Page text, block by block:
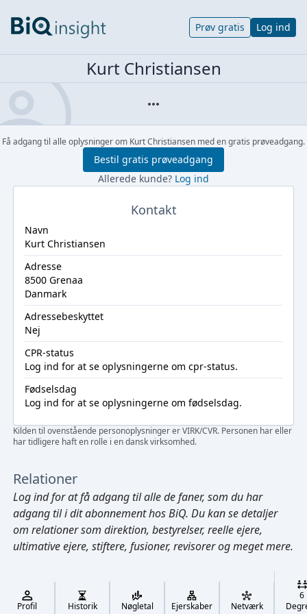
Cmd/Ctrl + K
Prøv gratis Log ind
Kurt Christiansen
Få adgang til alle oplysninger om Kurt Christiansen med en gratis prøveadgang.
Bestil gratis prøveadgang
Allerede kunde? Log ind
Kontakt
Navn
Kurt Christiansen
Adresse
8500 Grenaa
Danmark
Adressebeskyttet
Nej
CPR-status
Log ind for at se oplysningerne om cpr-status.
Fødselsdag
Log ind for at se oplysningerne om fødselsdag.
Kilden til ovenstående personoplysninger er VIRK/CVR. Personen har eller
har tidligere haft en rolle i en dansk virksomhed.
Relationer
Log indfor at få adgang til alle de faner, som du har
adgang til i dit abonnement hos BiQ. Du kan se detaljer
om relationer som direktion, bestyrelser, reelle ejere,
ultimative ejere, stiftere, fusioner, revisorer og meget mere.
Profil Historik Nøgletal Ejerskaber Netværk
6